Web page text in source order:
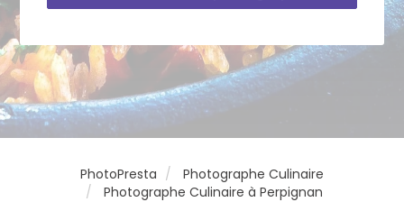
PhotoPresta
Photographe Culinaire
Photographe Culinaire à Perpignan